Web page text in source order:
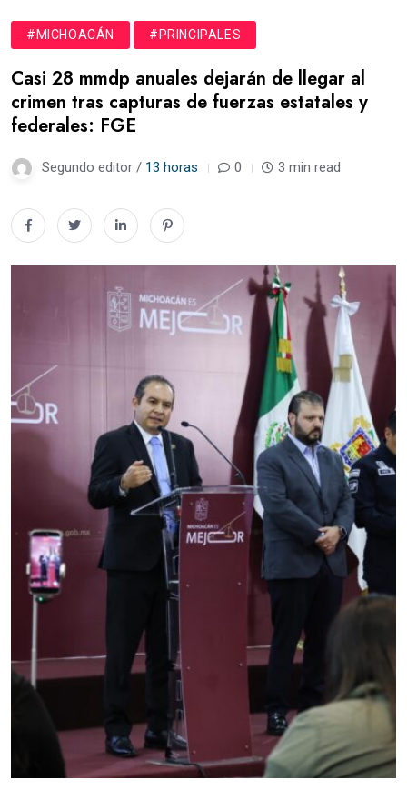
#MICHOACÁN #PRINCIPALES
Casi 28 mmdp anuales dejarán de llegar al
crimen tras capturas de fuerzas estatales y
federales: FGE
Segundo editor / 13 horas 0 3 min read